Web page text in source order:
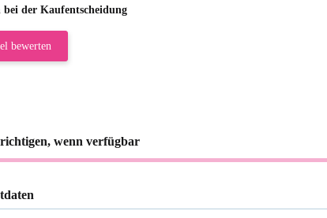
bei der Kaufentscheidung
bewerten
wenn verfügbar